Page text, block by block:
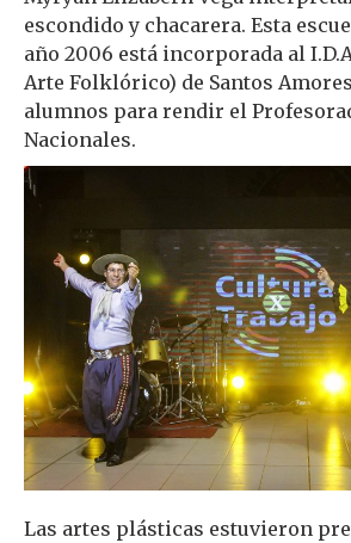
escondido y chacarera. Esta
año 2006 está incorporada al
Arte Folklórico) de Santos
alumnos para rendir el
Nacionales.
Las artes plásticas estuvieron